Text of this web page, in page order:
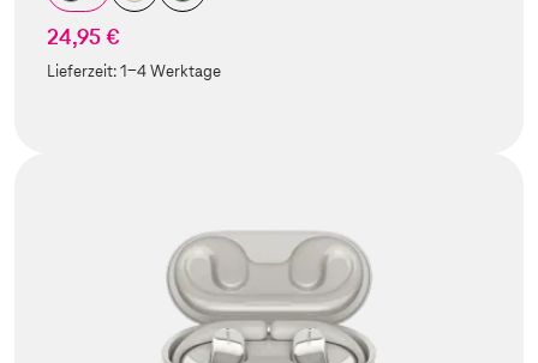
24,95 €
Lieferzeit:1-4 Werktage